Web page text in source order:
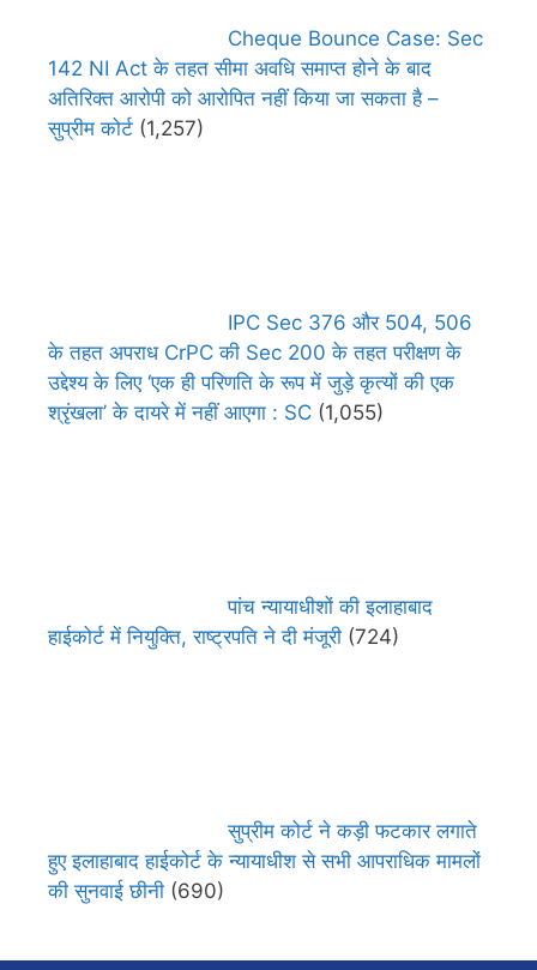
Cheque Bounce Case: Sec
142 NI Act के तहत सीमा अवधि समाप्त होने के बाद
अतिरिक्त आरोपी को आरोपित नहीं किया जा सकता है –
सुप्रीम कोर्ट (1,257)
IPC Sec 376 और 504, 506
के तहत अपराध CrPC की Sec 200 के तहत परीक्षण के
उद्देश्य के लिए ‘एक ही परिणति के रूप में जुड़े कृत्यों की एक
श्रृंखला’ के दायरे में नहीं आएगा : SC (1,055)
पांच न्यायाधीशों की इलाहाबाद
हाईकोर्ट में नियुक्ति, राष्ट्रपति ने दी मंजूरी (724)
सुप्रीम कोर्ट ने कड़ी फटकार लगाते
हुए इलाहाबाद हाईकोर्ट के न्यायाधीश से सभी आपराधिक मामलों
की सुनवाई छीनी (690)